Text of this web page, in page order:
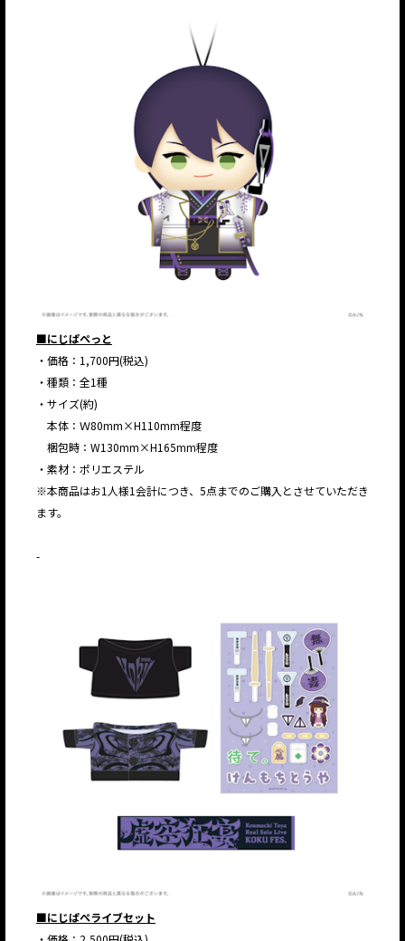
■にじぱぺっと
・価格：1,700円(税込)
・種類：全1種
・サイズ(約)
本体：Ｗ80mm×H110mm程度
梱包時：W130mm×H165mm程度
・素材：ポリエステル
※本商品はお1人様1会計につき、5点までのご購入とさせていただき
ます。
-
■にじぱぺライブセット